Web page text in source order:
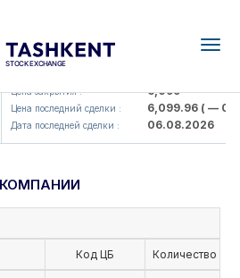
UZMK (<O'zmetkombinat> AJ)
Цена закрытия : 6,099
Цена последний сделки : 6,099.96( — 0.0 )
Дата последней сделки : 06.08.2026
Код ЦБ Количество